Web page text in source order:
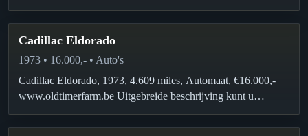
Cadillac Eldorado
1973 • 16.000,- • Auto's
Cadillac Eldorado, 1973, 4.609 miles, Automaat, €16.000,-
www.oldtimerfarm.be Uitgebreide beschrijving kunt u
uiteraard bij ons telefonisch bekomen 0032(0)472-401338 of
info@oldtimerfarm.be